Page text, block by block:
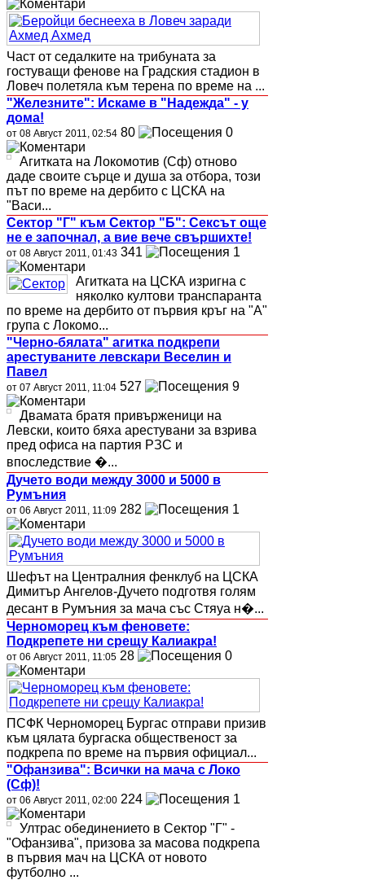
Част от седалките на трибуната за
гостуващи фенове на Градския стадион в
Ловеч полетяла към терена по време на ...
"Железните": Искаме в "Надежда" - у
дома!
от 08 Август 2011, 02:54 80 0
Агитката на Локомотив (Сф) отново
даде своите сърце и душа за отбора, този
път по време на дербито с ЦСКА на
"Васи...
Сектор "Г" към Сектор "Б": Сексът още
не е започнал, а вие вече свършихте!
от 08 Август 2011, 01:43 341 1
Агитката на ЦСКА изригна с
няколко култови транспаранта
по време на дербито от първия кръг на "А"
група с Локомо...
"Черно-бялата" агитка подкрепи
арестуваните левскари Веселин и
Павел
от 07 Август 2011, 11:04 527 9
Двамата братя привърженици на
Левски, които бяха арестувани за взрива
пред офиса на партия РЗС и
впоследствие �...
Дучето води между 3000 и 5000 в
Румъния
от 06 Август 2011, 11:09 282 1
Шефът на Централния фенклуб на ЦСКА
Димитър Ангелов-Дучето подготвя голям
десант в Румъния за мача със Стяуа н�...
Черноморец към феновете:
Подкрепете ни срещу Калиакра!
от 06 Август 2011, 11:05 28 0
ПСФК Черноморец Бургас отправи призив
към цялата бургаска общественост за
подкрепа по време на първия официал...
"Офанзива": Всички на мача с Локо
(Сф)!
от 06 Август 2011, 02:00 224 1
Ултрас обединението в Сектор "Г" -
"Офанзива", призова за масова подкрепа
в първия мач на ЦСКА от новото
футболно ...